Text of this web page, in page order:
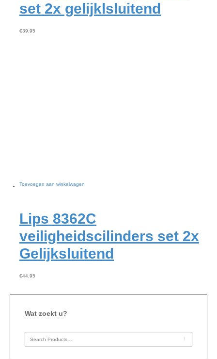
set 2x gelijklsluitend
€39,95
Toevoegen aan winkelwagen
Lips 8362C
veiligheidscilinders set 2x
Gelijksluitend
€44,95
Wat zoekt u?